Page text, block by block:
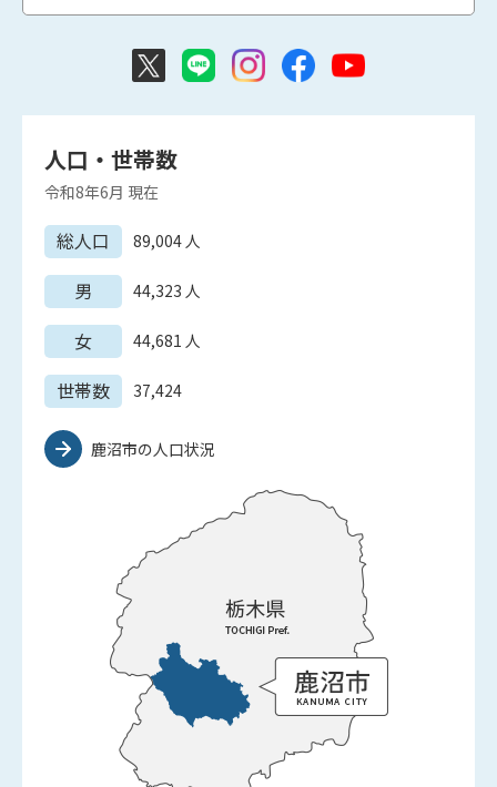
人口・世帯数
令和8年6月 現在
総人口 89,004人
男 44,323 人
女 44,681 人
世帯数 37,424
鹿沼市の人口状況